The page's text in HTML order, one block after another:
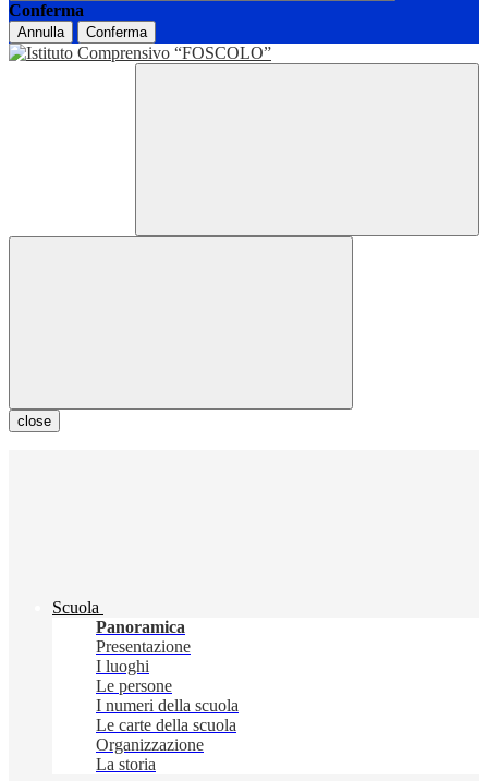
Conferma
Annulla Conferma
close
Scuola
Panoramica
Presentazione
I luoghi
Le persone
I numeri della scuola
Le carte della scuola
Organizzazione
La storia